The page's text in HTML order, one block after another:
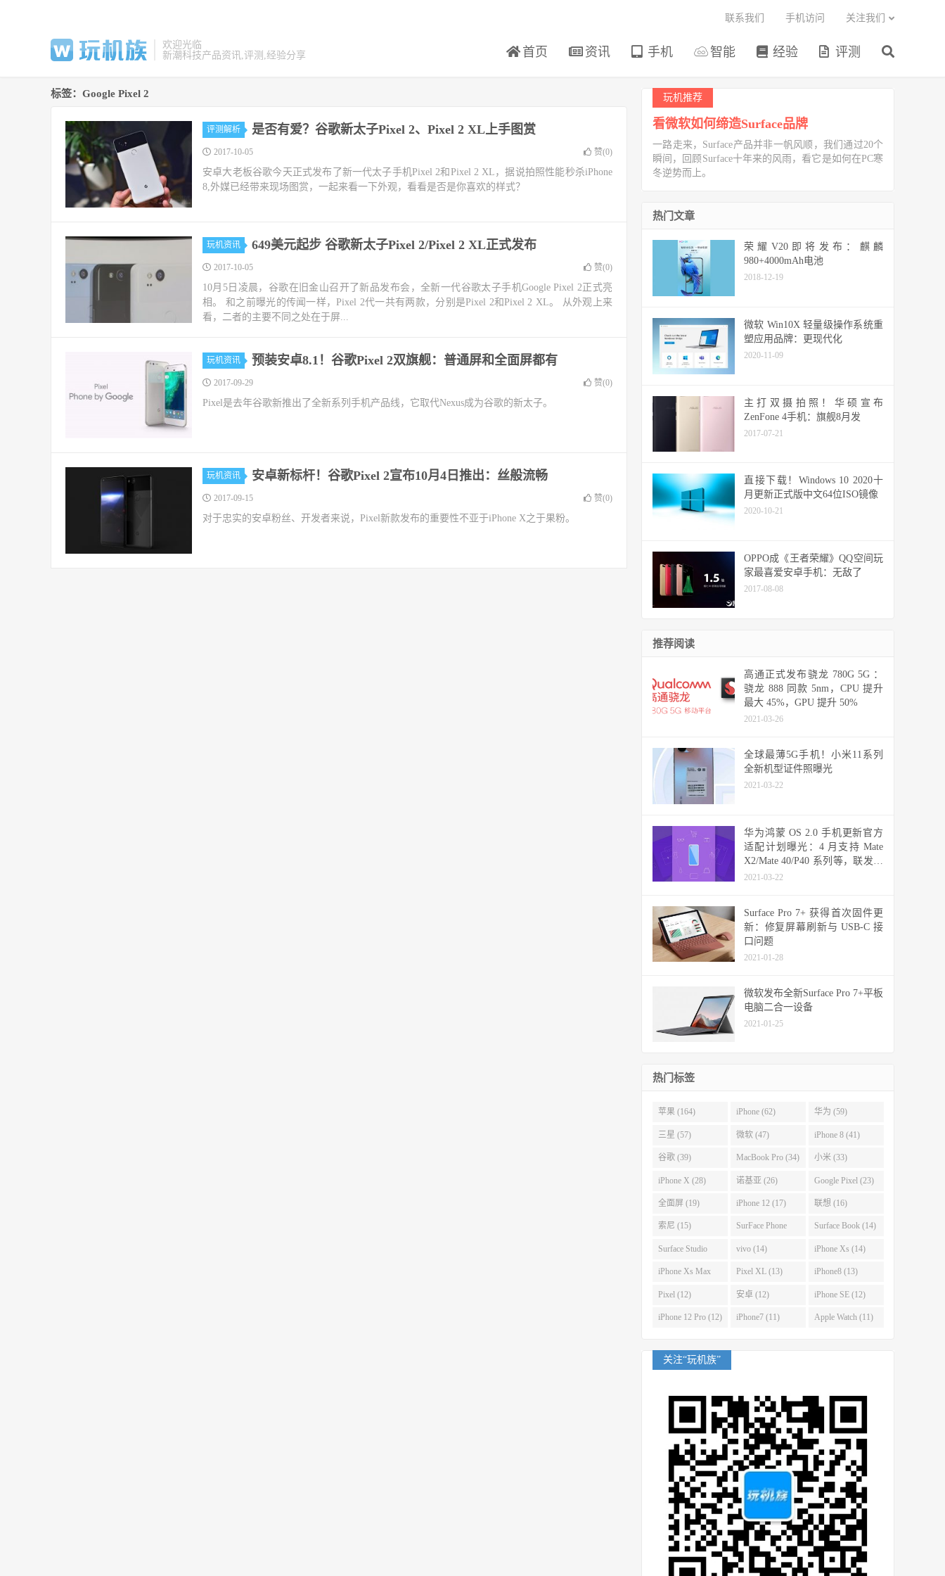
欢迎光临
新潮科技产品资讯,评测,经验分享
首页 资讯 手机 智能 经验 评测
联系我们 手机访问 关注我们
标签：Google Pixel 2
评测解析 是否有爱？谷歌新太子Pixel 2、Pixel 2 XL上手图赏
2017-10-05 赞(0)
安卓大老板谷歌今天正式发布了新一代太子手机Pixel 2和Pixel 2 XL，据说拍照性能秒杀iPhone
8,外媒已经带来现场图赏，一起来看一下外观，看看是否是你喜欢的样式？
玩机资讯 649美元起步 谷歌新太子Pixel 2/Pixel 2 XL正式发布
2017-10-05 赞(0)
10月5日凌晨，谷歌在旧金山召开了新品发布会，全新一代谷歌太子手机Google Pixel 2正式亮
相。 和之前曝光的传闻一样，Pixel 2代一共有两款，分别是Pixel 2和Pixel 2 XL。 从外观上来
看，二者的主要不同之处在于屏...
玩机资讯 预装安卓8.1！谷歌Pixel 2双旗舰：普通屏和全面屏都有
2017-09-29 赞(0)
Pixel是去年谷歌新推出了全新系列手机产品线，它取代Nexus成为谷歌的新太子。
玩机资讯 安卓新标杆！谷歌Pixel 2宣布10月4日推出：丝般流畅
2017-09-15 赞(0)
对于忠实的安卓粉丝、开发者来说，Pixel新款发布的重要性不亚于iPhone X之于果粉。
玩机推荐
看微软如何缔造Surface品牌
一路走来，Surface产品并非一帆风顺，我们通过20个
瞬间，回顾Surface十年来的风雨，看它是如何在PC寒
冬逆势而上。
热门文章
荣耀V20即将发布：麒麟
980+4000mAh电池
2018-12-19
微软 Win10X 轻量级操作系统重
塑应用品牌：更现代化
2020-11-09
主打双摄拍照！华硕宣布
ZenFone 4手机：旗舰8月发
2017-07-21
直接下载！Windows 10 2020十
月更新正式版中文64位ISO镜像
2020-10-21
OPPO成《王者荣耀》QQ空间玩
家最喜爱安卓手机：无敌了
2017-08-08
推荐阅读
高通正式发布骁龙 780G 5G ：
骁龙 888 同款 5nm，CPU 提升
最大 45%，GPU 提升 50%
2021-03-26
全球最薄5G手机！小米11系列
全新机型证件照曝光
2021-03-22
华为鸿蒙 OS 2.0 手机更新官方
适配计划曝光：4 月支持 Mate
X2/Mate 40/P40 系列等，联发科
天玑机型可能无缘
2021-03-22
Surface Pro 7+ 获得首次固件更
新：修复屏幕刷新与 USB-C 接
口问题
2021-01-28
微软发布全新Surface Pro 7+平板
电脑二合一设备
2021-01-25
热门标签
苹果 (164) iPhone (62) 华为 (59)
三星 (57) 微软 (47) iPhone 8 (41)
谷歌 (39) MacBook Pro (34) 小米 (33)
iPhone X (28) 诺基亚 (26) Google Pixel (23)
全面屏 (19) iPhone 12 (17) 联想 (16)
索尼 (15) SurFace Phone
(14)
Surface Book (14)
Surface Studio
(14)
vivo (14) iPhone Xs (14)
iPhone Xs Max
(14)
Pixel XL (13) iPhone8 (13)
Pixel (12) 安卓 (12) iPhone SE (12)
iPhone 12 Pro (12) iPhone7 (11) Apple Watch (11)
关注“玩机族”